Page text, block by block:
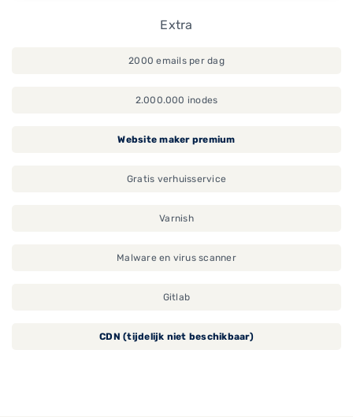
Extra
2000 emails per dag
2.000.000 inodes
Website maker premium
Gratis verhuisservice
Varnish
Malware en virus scanner
Gitlab
CDN (tijdelijk niet beschikbaar)